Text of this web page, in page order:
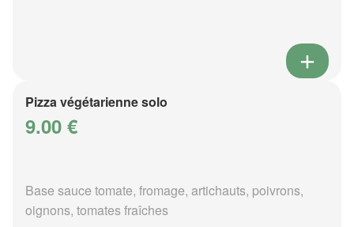
Pizza végétarienne solo
9.00 €
Base sauce tomate, fromage, artichauts, poivrons,
oignons, tomates fraîches